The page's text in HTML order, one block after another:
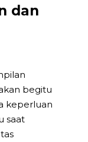
dan
begitu
keperluan
saat